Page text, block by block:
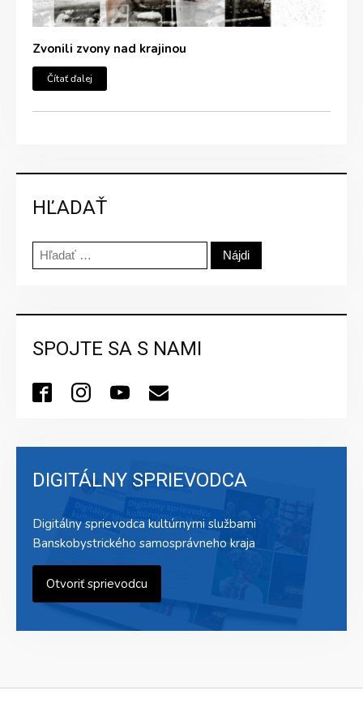
Zvonili zvony nad krajinou
Čítať ďalej
HĽADAŤ
Hľadať:
SPOJTE SA S NAMI
DIGITÁLNY SPRIEVODCA
Digitálny sprievodca kultúrnymi službami
Banskobystrického samosprávneho kraja
Otvoriť sprievodcu